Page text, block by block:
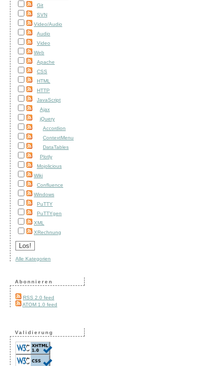
Git
SVN
Video/Audio
Audio
Video
Web
Apache
CSS
HTML
HTTP
JavaScript
Ajax
jQuery
Accordion
ContextMenu
DataTables
Plotly
Mojolicious
Wiki
Confluence
Windows
PuTTY
PuTTYgen
XML
XRechnung
Alle Kategorien
Abonnieren
RSS 2.0 feed
ATOM 1.0 feed
Validierung